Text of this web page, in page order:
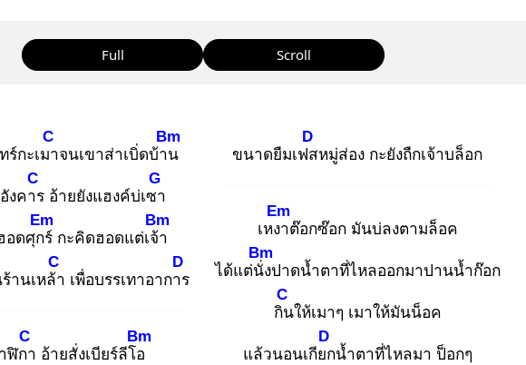
Full Scroll
กะเมา
C
จนเขาส่าเบิ่ดบ้าน
Bm
งคาร
C
อ้ายยังแฮงค์บ่เซา
G
อดศุกร์
Em
กะคิดฮอดแต่เจ้า
Bm
านเหล้า
C
เพื่อบรรเทาอาการ
D
ฬิกา
C
อ้ายสั่งเบียร์ลีโอ
Bm
ขนาดยืมเฟส
D
หมู่ส่อง กะยังถืกเจ้าบล็อก
เหงา
Em
ต๊อกซ๊อก มันบ่ลงตามล็อค
ได้แต่นั่ง
Bm
ปาดน้ำตาที่ไหลออกมาปานน้ำก๊อก
กิน
C
ให้เมาๆ เมาให้มันน็อค
แล้วนอนเกียก
D
น้ำตาที่ไหลมา ป็อกๆ